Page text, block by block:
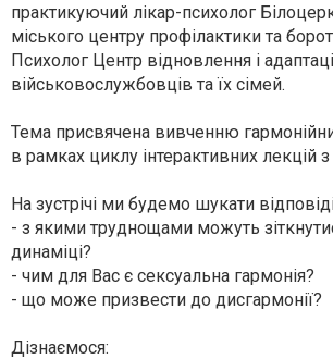
практикуючий лікар-психолог
міського центру профілактики та
Психолог Центр відновлення і
військовослужбовців та їх сімей.
Тема присвячена вивченню
в рамках циклу інтерактивних лекцій з
На зустрічі ми будемо шукати
- з якими труднощами можуть
динаміці?
- чим для Вас є сексуальна гармонія?
- що може призвести до дисгармонії?
Дізнаємося: